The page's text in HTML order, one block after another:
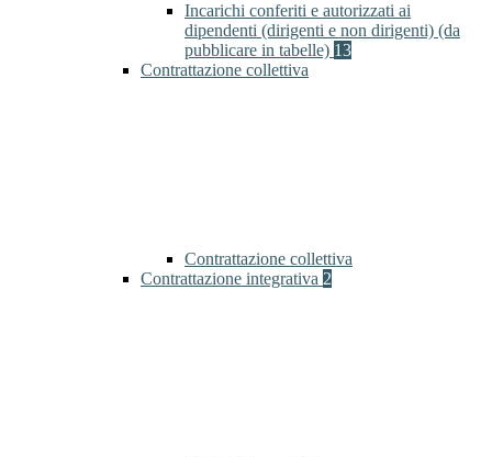
Incarichi conferiti e autorizzati ai
dipendenti (dirigenti e non dirigenti) (da
pubblicare in tabelle) 13
Contrattazione collettiva
Contrattazione collettiva
Contrattazione integrativa 2